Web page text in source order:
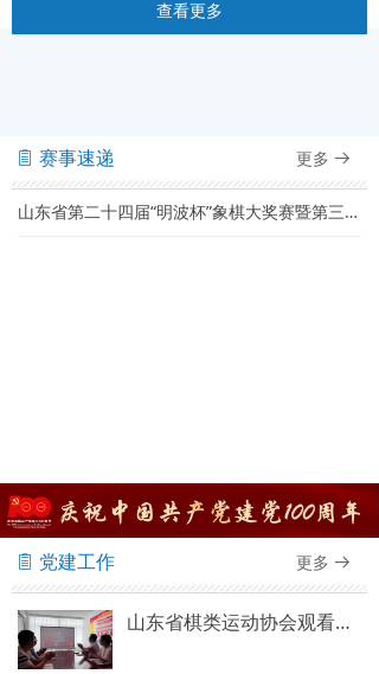
ꁩ 赛事速递 更多 뀠
山东省第二十四届“明波杯”象棋大奖赛暨第三十届山东省棋王赛比赛规程
查看更多
ꁩ 党建工作 更多 뀠
山东省棋类运动协会观看建党100周年庆祝大会直播